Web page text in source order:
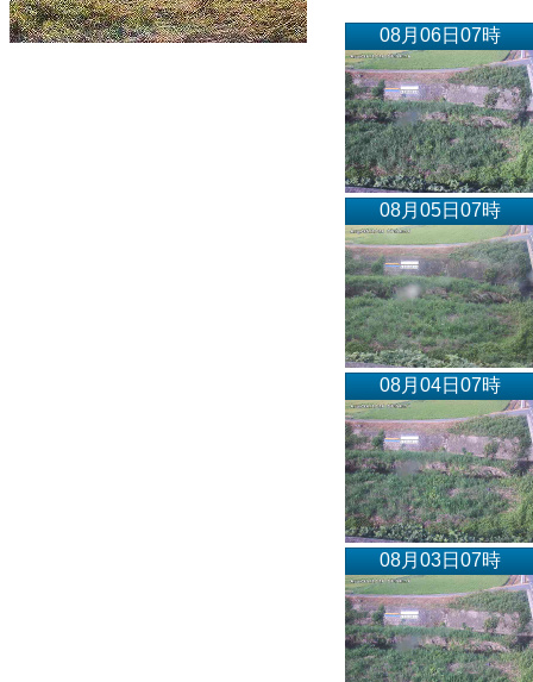
08月06日07時
08月05日07時
08月04日07時
08月03日07時